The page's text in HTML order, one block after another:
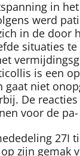
in
werd
in de door
situaties te
is een
gaat niet
De
voor de pa-
27I
zijn gemak